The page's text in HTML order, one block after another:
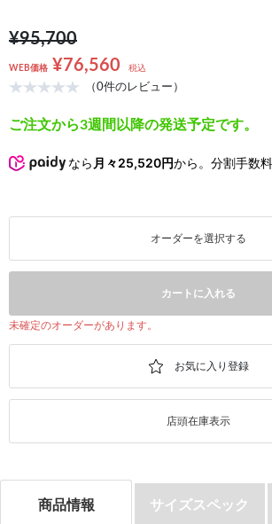
¥95,700
WEB価格 ¥76,560 税込
（0件のレビュー）
ご注文から3週間以降の発送予定です。
なら 月々25,520円から。分割手数
オーダーを選択する
カートに入れる
未確定のオーダーがあります。
店頭在庫表示
商品情報 サイズスペック